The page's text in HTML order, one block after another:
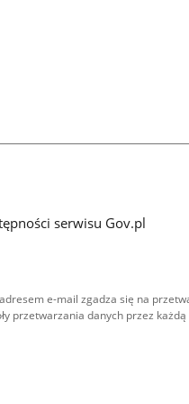
serwisu Gov.pl
e-mail zgadza się na
przetwarzania danych przez